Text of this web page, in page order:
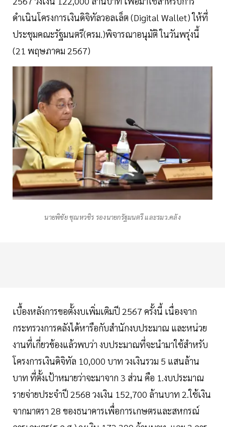
ดำเนินโครงการเงินดิจิทัลวอลเล็ต (Digital Wallet) ให้ที่
ประชุมคณะรัฐมนตรี(ครม.)พิจารณาอนุมัติ ในวันพรุ่งนี้
(21 พฤษภาคม 2567)
นายพิชัย ชุณหวชิร รองนายกรัฐมนตรี และรมว.คลัง
เบื้องหลังการขอตั้งงบเพิ่มเติมปี 2567 ครั้งนี้ เนื่องจาก
กระทรวงการคลังได้หารือกับสำนักงบประมาณ และหน่วย
งานที่เกี่ยวข้องแล้วพบว่า งบประมาณที่จะนำมาใช้สำหรับ
โครงการเงินดิจิทัล 10,000 บาท วงเงินรวม 5 แสนล้าน
บาท ที่ตั้งเป้าหมายว่าจะมาจาก 3 ส่วน คือ 1.งบประมาณ
รายจ่ายประจำปี 2568 วงเงิน 152,700 ล้านบาท 2.ใช้เงิน
จากมาตรา 28 ของธนาคารเพื่อการเกษตรและสหกรณ์